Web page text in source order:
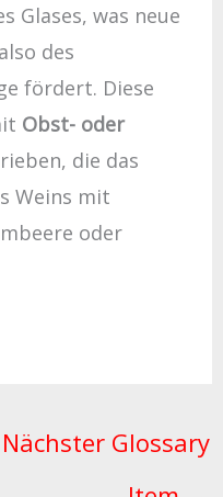
Glases, was neue
des
fördert. Diese
Obst- oder
die das
Weins mit
oder
Nächster Glossary